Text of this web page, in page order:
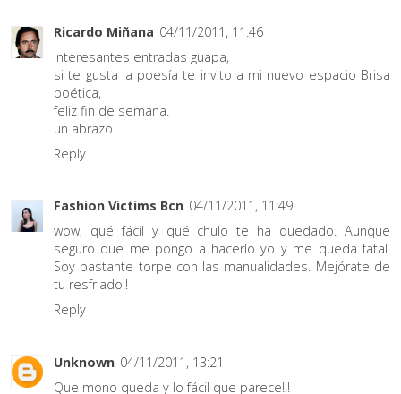
Ricardo Miñana 04/11/2011, 11:46
Interesantes entradas guapa,
si te gusta la poesía te invito a mi nuevo espacio Brisa
poética,
feliz fin de semana.
un abrazo.
Reply
Fashion Victims Bcn 04/11/2011, 11:49
wow, qué fácil y qué chulo te ha quedado. Aunque
seguro que me pongo a hacerlo yo y me queda fatal.
Soy bastante torpe con las manualidades. Mejórate de
tu resfriado!!
Reply
Unknown 04/11/2011, 13:21
Que mono queda y lo fácil que parece!!!